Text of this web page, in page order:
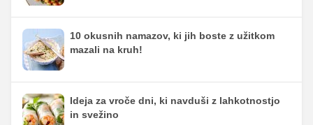
10 okusnih namazov, ki jih boste z užitkom
mazali na kruh!
Ideja za vroče dni, ki navduši z lahkotnostjo
in svežino